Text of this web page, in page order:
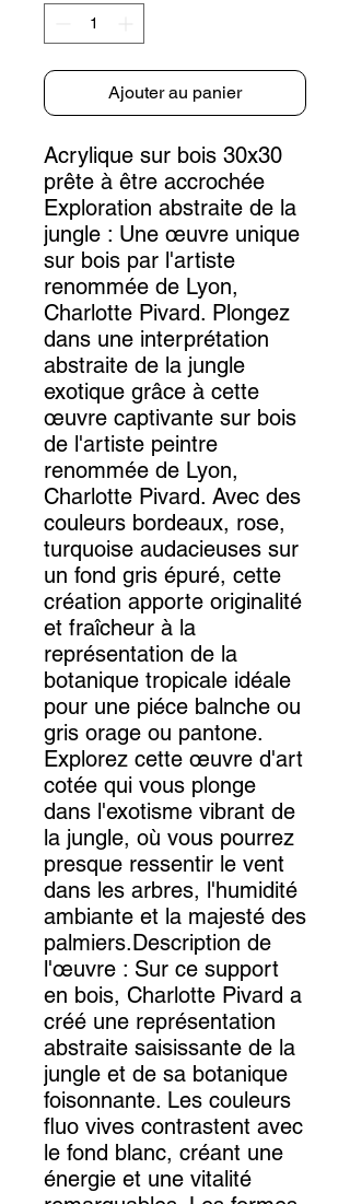
Ajouter au panier
Acrylique sur bois 30x30
prête à être accrochée
Exploration abstraite de la
jungle : Une œuvre unique
sur bois par l'artiste
renommée de Lyon,
Charlotte Pivard. Plongez
dans une interprétation
abstraite de la jungle
exotique grâce à cette
œuvre captivante sur bois
de l'artiste peintre
renommée de Lyon,
Charlotte Pivard. Avec des
couleurs bordeaux, rose,
turquoise audacieuses sur
un fond gris épuré, cette
création apporte originalité
et fraîcheur à la
représentation de la
botanique tropicale idéale
pour une piéce balnche ou
gris orage ou pantone.
Explorez cette œuvre d'art
cotée qui vous plonge
dans l'exotisme vibrant de
la jungle, où vous pourrez
presque ressentir le vent
dans les arbres, l'humidité
ambiante et la majesté des
palmiers.Description de
l'œuvre : Sur ce support
en bois, Charlotte Pivard a
créé une représentation
abstraite saisissante de la
jungle et de sa botanique
foisonnante. Les couleurs
fluo vives contrastent avec
le fond blanc, créant une
énergie et une vitalité